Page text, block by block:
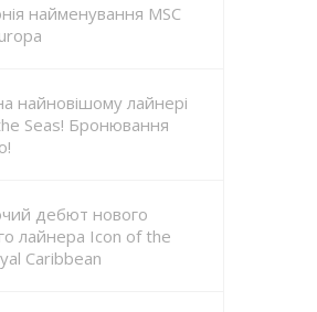
найменування MSC
найновішому лайнері
Seas! Бронювання
дебют нового
лайнера Icon of the
Caribbean